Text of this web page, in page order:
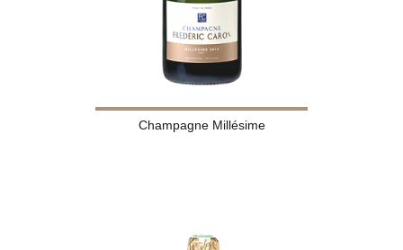
Champagne Millésime